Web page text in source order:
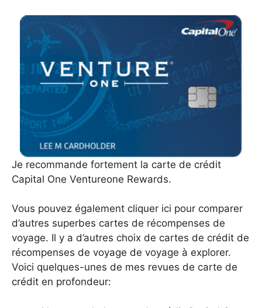
Je recommande fortement la carte de crédit
Capital One Ventureone Rewards.
Vous pouvez également cliquer ici pour comparer
d’autres superbes cartes de récompenses de
voyage. Il y a d’autres choix de cartes de crédit de
récompenses de voyage de voyage à explorer.
Voici quelques-unes de mes revues de carte de
crédit en profondeur: